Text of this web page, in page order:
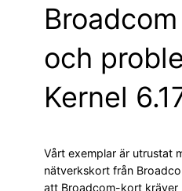
och
Kernel
Vårt exemplar är utrustat
nätverkskort från
att Broadcom-kort kräver